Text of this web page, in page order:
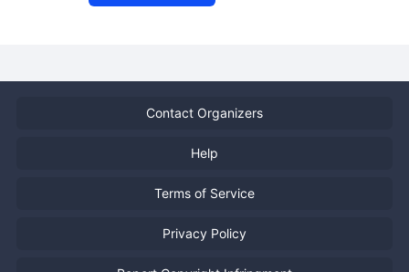
Contact Organizers
Help
Terms of Service
Privacy Policy